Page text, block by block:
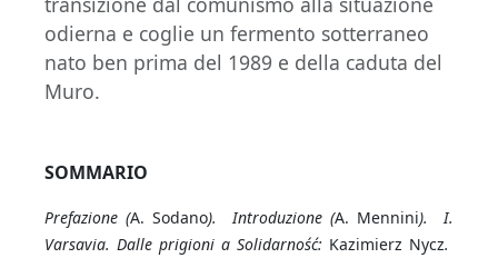
odierna e coglie un fermento sotterraneo
nato ben prima del 1989 e della caduta del
Muro.
SOMMARIO
Prefazione (A. Sodano). Introduzione (A. Mennini). I.
Varsavia. Dalle prigioni a Solidarność: Kazimierz Nycz.